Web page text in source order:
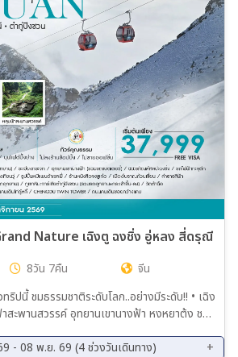
Nature เฉิงตู ฉงชิ่ง อู่หลง สี่ดรุณี ต๋า
8วัน 7คืน
จีน
ริปนี้ ชมธรรมชาติระดับโลก..อย่างมีระดับ!! • เฉิง
ะพานสวรรค์ อุทยานเขานางฟ้า หงหยาต้ง ชม
- 08 พ.ย. 69 (4 ช่วงวันเดินทาง)